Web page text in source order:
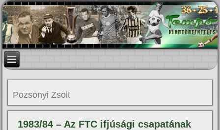
Pozsonyi Zsolt
1983/84 – Az FTC ifjúsági csapatának